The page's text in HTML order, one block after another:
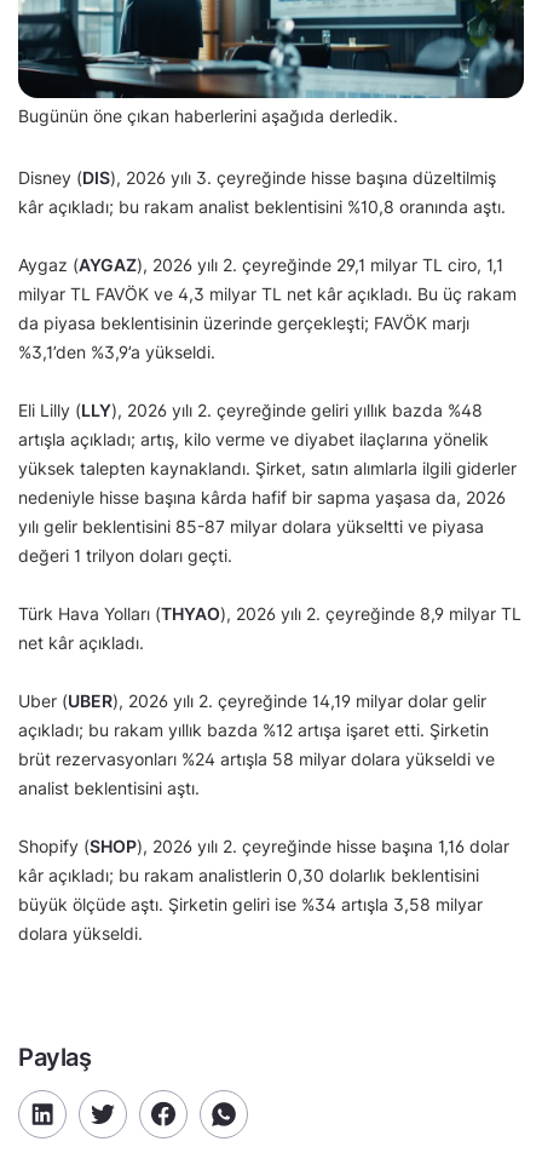
Bugünün öne çıkan haberlerini aşağıda derledik.
Disney (DIS), 2026 yılı 3. çeyreğinde hisse başına düzeltilmiş
kâr açıkladı; bu rakam analist beklentisini %10,8 oranında aştı.
Aygaz (AYGAZ), 2026 yılı 2. çeyreğinde 29,1 milyar TL ciro, 1,1
milyar TL FAVÖK ve 4,3 milyar TL net kâr açıkladı. Bu üç rakam
da piyasa beklentisinin üzerinde gerçekleşti; FAVÖK marjı
%3,1’den %3,9’a yükseldi.
Eli Lilly (LLY), 2026 yılı 2. çeyreğinde geliri yıllık bazda %48
artışla açıkladı; artış, kilo verme ve diyabet ilaçlarına yönelik
yüksek talepten kaynaklandı. Şirket, satın alımlarla ilgili giderler
nedeniyle hisse başına kârda hafif bir sapma yaşasa da, 2026
yılı gelir beklentisini 85-87 milyar dolara yükseltti ve piyasa
değeri 1 trilyon doları geçti.
Türk Hava Yolları (THYAO), 2026 yılı 2. çeyreğinde 8,9 milyar TL
net kâr açıkladı.
Uber (UBER), 2026 yılı 2. çeyreğinde 14,19 milyar dolar gelir
açıkladı; bu rakam yıllık bazda %12 artışa işaret etti. Şirketin
brüt rezervasyonları %24 artışla 58 milyar dolara yükseldi ve
analist beklentisini aştı.
Shopify (SHOP), 2026 yılı 2. çeyreğinde hisse başına 1,16 dolar
kâr açıkladı; bu rakam analistlerin 0,30 dolarlık beklentisini
büyük ölçüde aştı. Şirketin geliri ise %34 artışla 3,58 milyar
dolara yükseldi.
Paylaş